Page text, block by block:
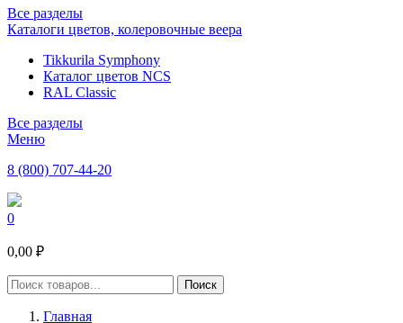
Все разделы
Каталоги цветов, колеровочные веера
Tikkurila Symphony
Каталог цветов NCS
RAL Classic
Все разделы
Меню
8 (800) 707-44-20
0
0,00 ₽
Главная